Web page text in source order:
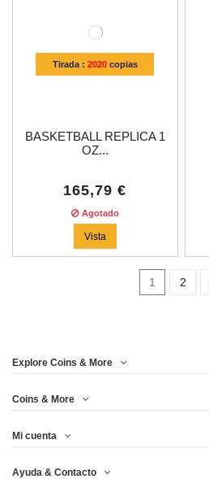
Tirada : 2020copias
BASKETBALL REPLICA 1
OZ...
165,79 €
Agotado
Vista
1 2
Price
Año
Metal
Explore Coins & More
Coins & More
Mi cuenta
Ayuda & Contacto